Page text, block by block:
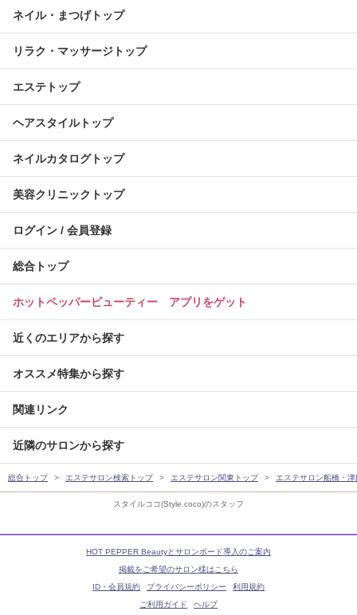
スタイルココ(Style.coco)のスタッフ
ネイル・まつげトップ
リラク・マッサージトップ
エステトップ
ヘアスタイルトップ
ネイルカタログトップ
美容クリニックトップ
ログイン / 会員登録
総合トップ
ホットペッパービューティー アプリをゲット
近くのエリアから探す
オススメ特集から探す
関連リンク
近隣のサロンから探す
総合トップ エステサロン検索トップ エステサロン関東トップ エステサロン船橋・
HOT PEPPER Beautyとサロンボード導入のご案内
掲載をご希望のサロン様はこちら
ID・会員規約
プライバシーポリシー
利用規約
ご利用ガイド
ヘルプ